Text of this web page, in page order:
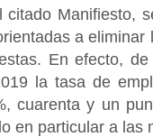
Manifiesto,
a eliminar
En efecto,
la tasa de
cuarenta y un
en particular a las